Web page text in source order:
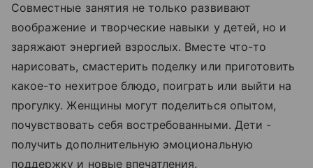
Совместные занятия не только развивают
воображение и творческие навыки у детей, но и
заряжают энергией взрослых. Вместе что-то
нарисовать, смастерить поделку или приготовить
какое-то нехитрое блюдо, поиграть или выйти на
прогулку. Женщины могут поделиться опытом,
почувствовать себя востребованными. Дети -
получить дополнительную эмоциональную
поддержку и новые впечатления.